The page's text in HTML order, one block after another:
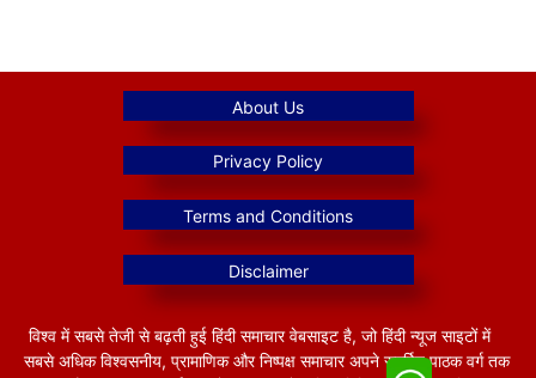
विश्व में सबसे तेजी से बढ़ती हुई हिंदी समाचार वेबसाइट है, जो हिंदी न्यूज साइटों में
सबसे अधिक विश्वसनीय, प्रामाणिक और निष्पक्ष समाचार अपने समर्पित पाठक वर्ग तक